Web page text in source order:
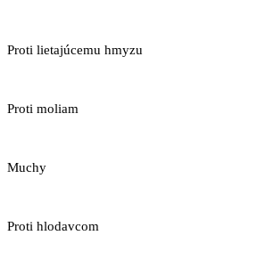
Proti lietajúcemu hmyzu
Proti moliam
Muchy
Proti hlodavcom